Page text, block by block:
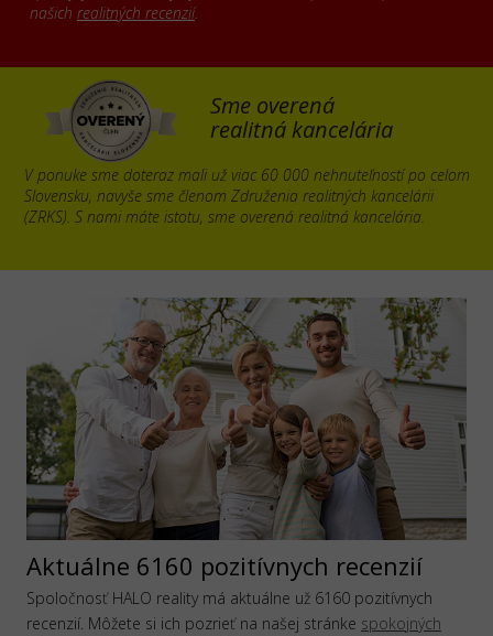
našich realitných recenzií.
Sme overená
realitná kancelária
V ponuke sme doteraz mali už viac 60 000 nehnuteľností po celom
Slovensku, navyše sme členom Združenia realitných kancelárii
(ZRKS). S nami máte istotu, sme overená realitná kancelária.
Aktuálne 6160 pozitívnych recenzií
Spoločnosť HALO reality má aktuálne už 6160 pozitívnych
recenzií. Môžete si ich pozrieť na našej stránke spokojných